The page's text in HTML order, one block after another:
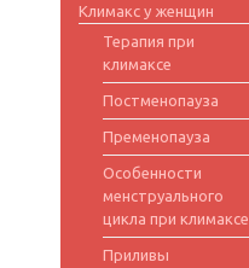
Климакс у женщин
Терапия при
климаксе
Постменопауза
Пременопауза
Особенности
менструального
цикла при климаксе
Приливы